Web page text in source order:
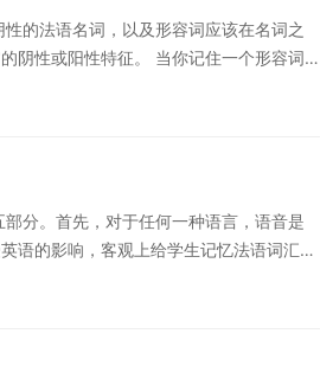
的法语名词，以及形容词应该在名词之
阴性或阳性特征。 当你记住一个形容词
这并不是因为你的记忆力不好，这是常
忘记吗? 所以不要怕自己的记忆力不好，
分。首先，对于任何一种语言，语音是
语的影响，客观上给学生记忆法语词汇词
用英语的一组组同义词或近义词，启发